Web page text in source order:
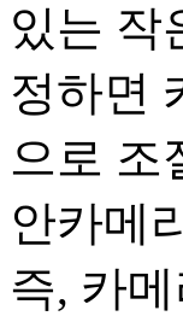
있는 작
정하면
으로 조
안카메
즉, 카